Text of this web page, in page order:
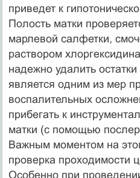
приведет к
Полость матки
марлевой салфетки,
раствором
надежно удалить
является одним из мер
воспалительных
прибегать к
матки (с помощью
Важным моментом на
проверка проходимости
Особенно при